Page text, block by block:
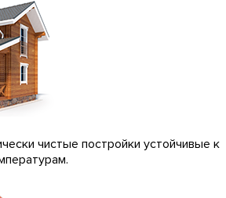
чистые постройки устойчивые к